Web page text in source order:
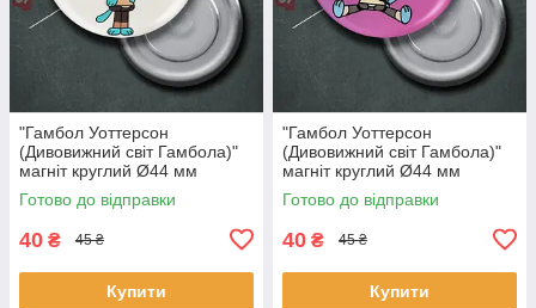
"Гамбол Уоттерсон
(Дивовижний світ Гамбола)"
магніт круглий Ø44 мм
Готово до відправки
40 ₴ 45 ₴
Купити
"Гамбол Уоттерсон
(Дивовижний світ Гамбола)"
магніт круглий Ø44 мм
Готово до відправки
40 ₴ 45 ₴
Купити